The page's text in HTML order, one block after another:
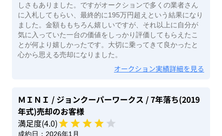
しさもありました。ですがオークションで多くの業者さん
に入札してもらい、最終的に195万円超えという結果になり
ました。金額ももちろん嬉しいですが、それ以上に自分が
気に入っていた一台の価値をしっかり評価してもらえたこ
とが何より嬉しかったです。大切に乗ってきて良かったと
心から思える売却になりました。
オークション実績詳細を見る
ＭＩＮＩ / ジョンクーパーワークス / 7年落ち(2019
年式)売却のお客様
満足度(4.0)
成約日： 2026年1月